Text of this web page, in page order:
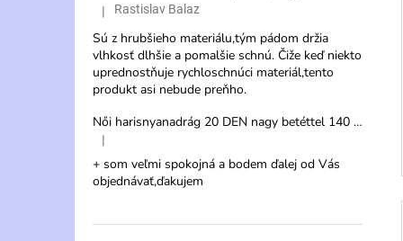
A termék értékelése 5-ből 3 csillag.
| Rastislav Balaz
Sú z hrubšieho materiálu,tým pádom držia
vlhkosť dlhšie a pomalšie schnú. Čiže keď niekto
uprednostňuje rychloschnúci materiál,tento
produkt asi nebude preňho.
Női harisnyanadrág 20 DEN nagy betéttel 140 cm – Veternica Max
A termék értékelése 5-ből 5 csillag.
|
+ som veľmi spokojná a bodem ďalej od Vás
objednávať,ďakujem